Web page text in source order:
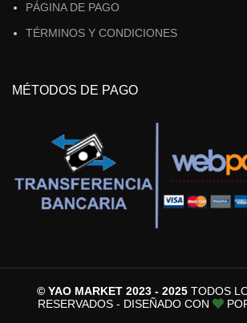
PÁGINA DE PAGO
TÉRMINOS Y CONDICIONES
MÉTODOS DE PAGO
© YAO MARKET 2023 - 2025 TODOS
RESERVADOS - DISEÑADO CON